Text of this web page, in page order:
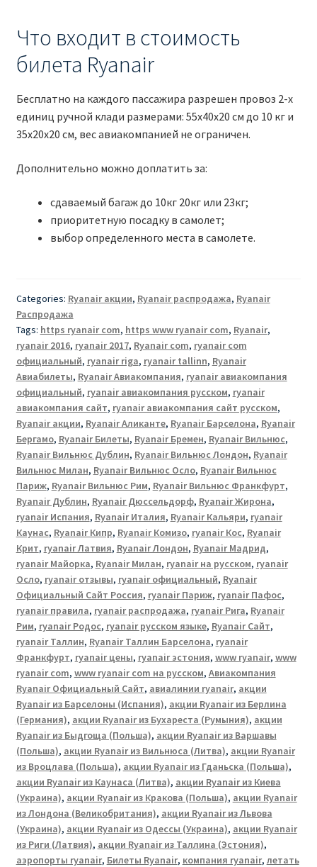
Что входит в стоимость
билета Ryanair
Бесплатно на каждого пассажира разрешен провоз 2-х
единиц ручной клади размерами: 55x40x20 см до 10 кг и
35x20x20 см, вес авиакомпанией не ограничен.
Дополнительно можно доплатить за:
сдаваемый багаж до 10кг 20кг или 23кг;
приоритетную посадку в самолет;
выбор определенного места в самолете.
Categories: Ryanair акции, Ryanair распродажа, Ryanair
Распродажа
Tags: https ryanair com, https www ryanair com, Ryanair,
ryanair 2016, ryanair 2017, Ryanair com, ryanair com
официальный, ryanair riga, ryanair tallinn, Ryanair
Авиабилеты, Ryanair Авиакомпания, ryanair авиакомпания
официальный, ryanair авиакомпания русском, ryanair
авиакомпания сайт, ryanair авиакомпания сайт русском,
Ryanair акции, Ryanair Аликанте, Ryanair Барселона, Ryanair
Бергамо, Ryanair Билеты, Ryanair Бремен, Ryanair Вильнюс,
Ryanair Вильнюс Дублин, Ryanair Вильнюс Лондон, Ryanair
Вильнюс Милан, Ryanair Вильнюс Осло, Ryanair Вильнюс
Париж, Ryanair Вильнюс Рим, Ryanair Вильнюс Франкфурт,
Ryanair Дублин, Ryanair Дюссельдорф, Ryanair Жирона,
ryanair Испания, Ryanair Италия, Ryanair Кальяри, ryanair
Каунас, Ryanair Кипр, Ryanair Комизо, ryanair Кос, Ryanair
Крит, ryanair Латвия, Ryanair Лондон, Ryanair Мадрид,
ryanair Майорка, Ryanair Милан, ryanair на русском, ryanair
Осло, ryanair отзывы, ryanair официальный, Ryanair
Официальный Cайт Россия, ryanair Париж, ryanair Пафос,
ryanair правила, ryanair распродажа, ryanair Рига, Ryanair
Рим, ryanair Родос, ryanair русском языке, Ryanair Сайт,
ryanair Таллин, Ryanair Таллин Барселона, ryanair
Франкфурт, ryanair цены, ryanair эстония, www ryanair, www
ryanair com, www ryanair com на русском, Авиакомпания
Ryanair Официальный Cайт, авиалинии ryanair, акции
Ryanair из Барселоны (Испания), акции Ryanair из Берлина
(Германия), акции Ryanair из Бухареста (Румыния), акции
Ryanair из Быдгоща (Польша), акции Ryanair из Варшавы
(Польша), акции Ryanair из Вильнюса (Литва), акции Ryanair
из Вроцлава (Польша), акции Ryanair из Гданьска (Польша),
акции Ryanair из Каунаса (Литва), акции Ryanair из Киева
(Украина), акции Ryanair из Кракова (Польша), акции Ryanair
из Лондона (Великобритания), акции Ryanair из Львова
(Украина), акции Ryanair из Одессы (Украина), акции Ryanair
из Риги (Латвия), акции Ryanair из Таллина (Эстония),
аэропорты ryanair, Билеты Ryanair, компания ryanair, летать